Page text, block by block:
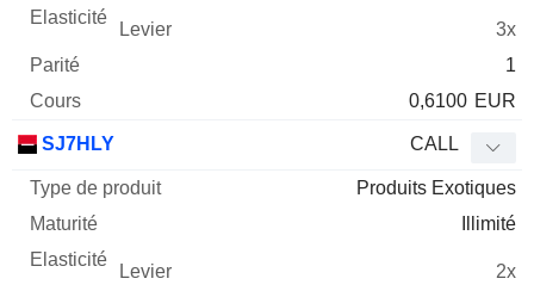
3x
1
0,6100 EUR
SJ7HLY CALL
Produits Exotiques
Illimité
2x